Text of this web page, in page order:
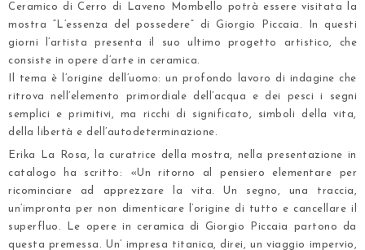
Ceramico di Cerro di Laveno Mombello potrà essere visitata la
mostra “L’essenza del possedere” di Giorgio Piccaia. In questi
giorni l’artista presenta il suo ultimo progetto artistico, che
consiste in opere d’arte in ceramica.
Il tema è l’origine dell’uomo: un profondo lavoro di indagine che
ritrova nell’elemento primordiale dell’acqua e dei pesci i segni
semplici e primitivi, ma ricchi di significato, simboli della vita,
della libertà e dell’autodeterminazione.
Erika La Rosa, la curatrice della mostra, nella presentazione in
catalogo ha scritto: «Un ritorno al pensiero elementare per
ricominciare ad apprezzare la vita. Un segno, una traccia,
un’impronta per non dimenticare l’origine di tutto e cancellare il
superfluo. Le opere in ceramica di Giorgio Piccaia partono da
questa premessa. Un’ impresa titanica, direi, un viaggio impervio,